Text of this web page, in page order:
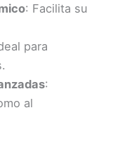
: Facilita su
para
:
al